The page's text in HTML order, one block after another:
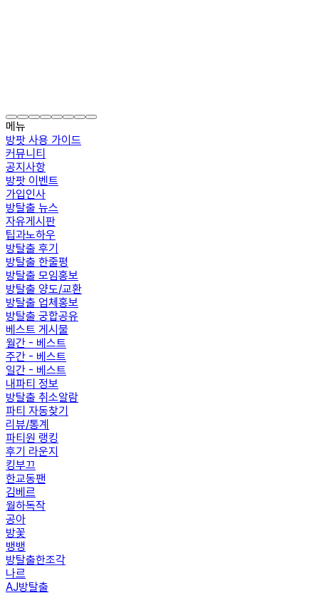
메뉴
방팟 사용 가이드
커뮤니티
공지사항
방팟 이벤트
가입인사
방탈출 뉴스
자유게시판
팁과노하우
방탈출 후기
방탈출 한줄평
방탈출 모임홍보
방탈출 양도/교환
방탈출 업체홍보
방탈출 궁합공유
베스트 게시물
월간 - 베스트
주간 - 베스트
일간 - 베스트
내파티 정보
방탈출 취소알람
파티 자동찾기
리뷰/통계
파티원 랭킹
후기 라운지
킹부끄
한교동팬
김베르
월하독작
공아
방꽃
뱅뱅
방탈출한조각
나르
AJ방탈출